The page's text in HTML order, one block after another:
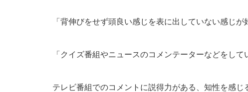
「背伸びをせず頭良い感じを表に出していない感じが
「クイズ番組やニュースのコメンテーターなどをし
テレビ番組でのコメントに説得力がある、知性を感